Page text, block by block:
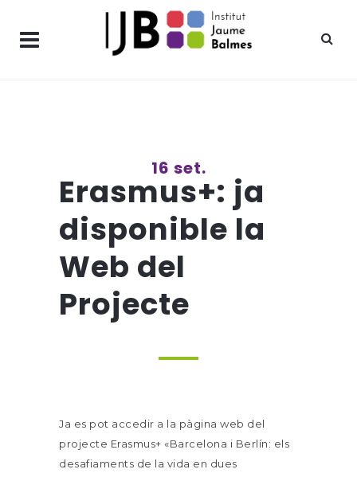
16 set.
Erasmus+: ja
disponible la
Web del
Projecte
Ja es pot accedir a la pàgina web del
projecte Erasmus+ «Barcelona i Berlín: els
desafiaments de la vida en dues